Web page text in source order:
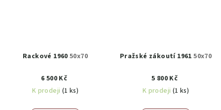
Rackové 196050x70
6 500 Kč
K prodeji (1 ks)
Pražské zákoutí 196150x70
5 800 Kč
K prodeji (1 ks)